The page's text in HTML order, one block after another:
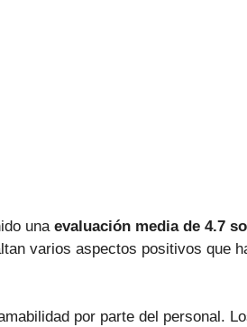
una evaluación media de 4.7
varios aspectos positivos que
por parte del personal.